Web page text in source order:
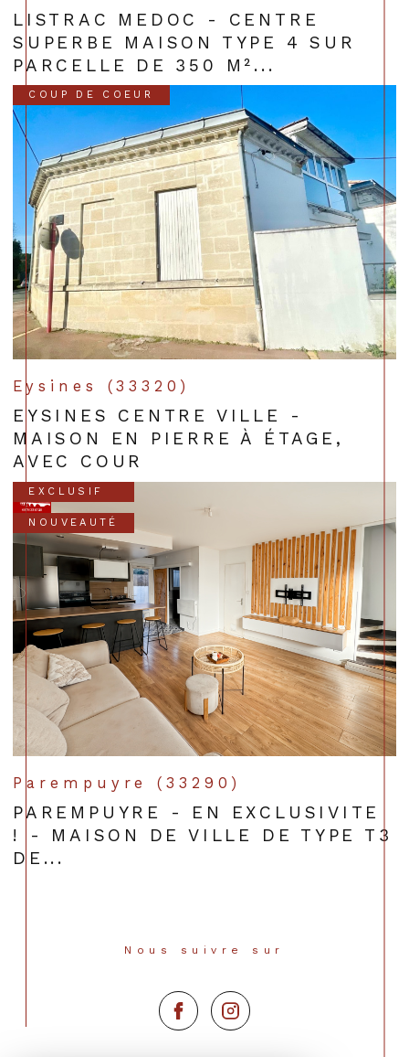
LISTRAC MEDOC - CENTRE
SUPERBE MAISON TYPE 4 SUR
PARCELLE DE 350 M²...
COUP DE COEUR
Eysines (33320)
EYSINES CENTRE VILLE -
MAISON EN PIERRE À ÉTAGE,
AVEC COUR
EXCLUSIF
NOUVEAUTÉ
Parempuyre (33290)
PAREMPUYRE - EN EXCLUSIVITE
! - MAISON DE VILLE DE TYPE T3
DE...
Nous suivre sur